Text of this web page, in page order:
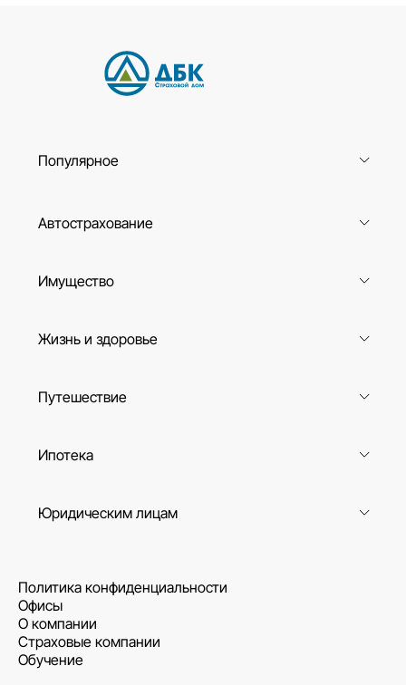
Популярное
Автострахование
Имущество
Жизнь и здоровье
Путешествие
Ипотека
Юридическим лицам
Политика конфиденциальности
Офисы
О компании
Страховые компании
Обучение